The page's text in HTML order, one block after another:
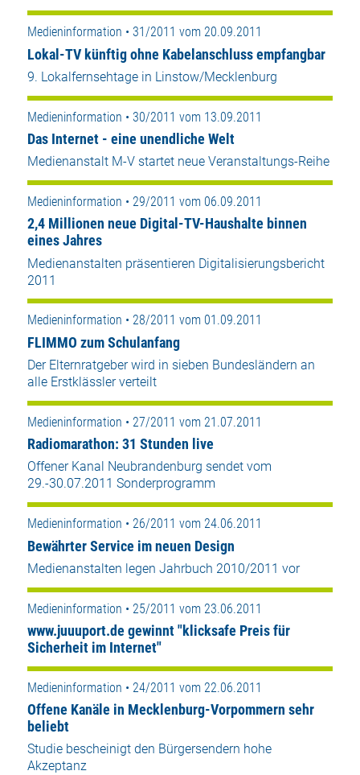
Medieninformation • 31/2011 vom 20.09.2011
Lokal-TV künftig ohne Kabelanschluss empfangbar
9. Lokalfernsehtage in Linstow/Mecklenburg
Medieninformation • 30/2011 vom 13.09.2011
Das Internet - eine unendliche Welt
Medienanstalt M-V startet neue Veranstaltungs-Reihe
Medieninformation • 29/2011 vom 06.09.2011
2,4 Millionen neue Digital-TV-Haushalte binnen
eines Jahres
Medienanstalten präsentieren Digitalisierungsbericht
2011
Medieninformation • 28/2011 vom 01.09.2011
FLIMMO zum Schulanfang
Der Elternratgeber wird in sieben Bundesländern an
alle Erstklässler verteilt
Medieninformation • 27/2011 vom 21.07.2011
Radiomarathon: 31 Stunden live
Offener Kanal Neubrandenburg sendet vom
29.-30.07.2011 Sonderprogramm
Medieninformation • 26/2011 vom 24.06.2011
Bewährter Service im neuen Design
Medienanstalten legen Jahrbuch 2010/2011 vor
Medieninformation • 25/2011 vom 23.06.2011
www.juuuport.de gewinnt "klicksafe Preis für
Sicherheit im Internet"
Medieninformation • 24/2011 vom 22.06.2011
Offene Kanäle in Mecklenburg-Vorpommern sehr
beliebt
Studie bescheinigt den Bürgersendern hohe
Akzeptanz